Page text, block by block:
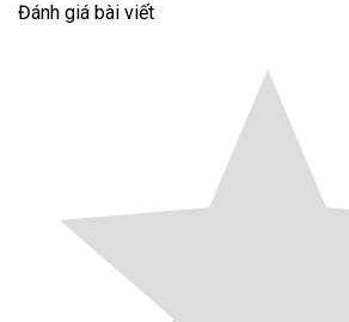
Đánh giá bài viết